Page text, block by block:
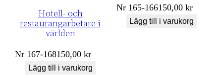
Hotell- och
restaurangarbetare i
världen
Nr 167-168150,00kr
Lägg till i varukorg
Nr 165-166150,00kr
Lägg till i varukorg